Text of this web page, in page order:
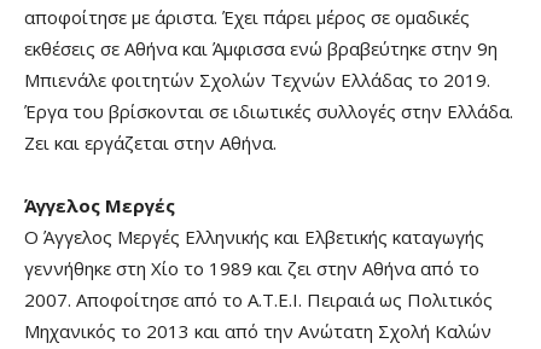
αποφοίτησε με άριστα. Έχει πάρει μέρος σε ομαδικές
εκθέσεις σε Αθήνα και Άμφισσα ενώ βραβεύτηκε στην 9η
Μπιενάλε φοιτητών Σχολών Τεχνών Ελλάδας το 2019.
Έργα του βρίσκονται σε ιδιωτικές συλλογές στην Ελλάδα.
Ζει και εργάζεται στην Αθήνα.
Άγγελος Μεργές
Ο Άγγελος Μεργές Ελληνικής και Ελβετικής καταγωγής
γεννήθηκε στη Χίο το 1989 και ζει στην Αθήνα από το
2007. Αποφοίτησε από το Α.Τ.Ε.Ι. Πειραιά ως Πολιτικός
Μηχανικός το 2013 και από την Ανώτατη Σχολή Καλών